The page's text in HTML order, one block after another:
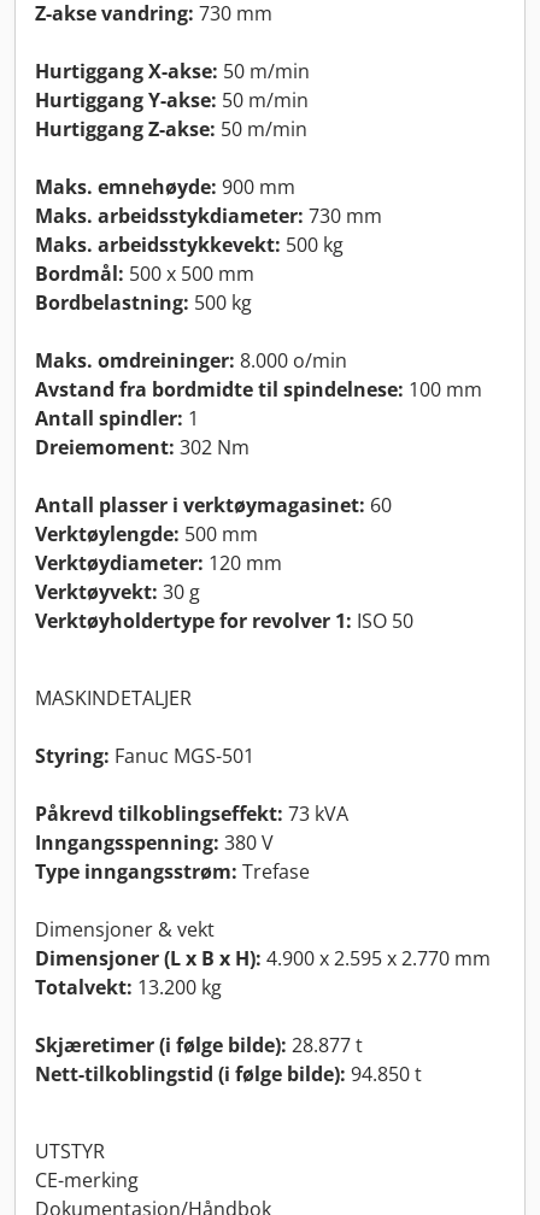
Z-akse vandring: 730 mm
Hurtiggang X-akse: 50 m/min
Hurtiggang Y-akse: 50 m/min
Hurtiggang Z-akse: 50 m/min
Maks. emnehøyde: 900 mm
Maks. arbeidsstykdiameter: 730 mm
Maks. arbeidsstykkevekt: 500 kg
Bordmål: 500 x 500 mm
Bordbelastning: 500 kg
Maks. omdreininger: 8.000 o/min
Avstand fra bordmidte til spindelnese: 100 mm
Antall spindler: 1
Dreiemoment: 302 Nm
Antall plasser i verktøymagasinet: 60
Verktøylengde: 500 mm
Verktøydiameter: 120 mm
Verktøyvekt: 30 g
Verktøyholdertype for revolver 1: ISO 50
MASKINDETALJER
Styring: Fanuc MGS-501
Påkrevd tilkoblingseffekt: 73 kVA
Inngangsspenning: 380 V
Type inngangsstrøm: Trefase
Dimensjoner & vekt
Dimensjoner (L x B x H): 4.900 x 2.595 x 2.770 mm
Totalvekt: 13.200 kg
Skjæretimer (i følge bilde): 28.877 t
Nett-tilkoblingstid (i følge bilde): 94.850 t
UTSTYR
CE-merking
Dokumentasjon/Håndbok